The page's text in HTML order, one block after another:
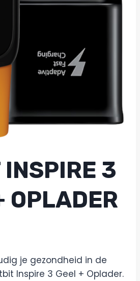
3
OPLADER
je gezondheid in de
Inspire 3 Geel + Oplader.